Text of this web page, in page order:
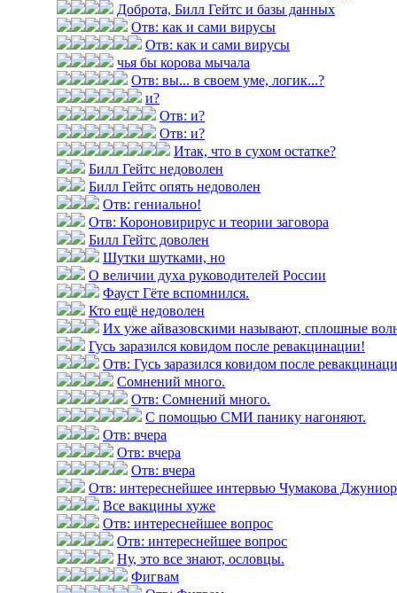
Доброта, Билл Гейтс и базы данных
Отв: как и сами вирусы
Отв: как и сами вирусы
чья бы корова мычала
Отв: вы... в своем уме, логик...?
и?
Отв: и?
Отв: и?
Итак, что в сухом остатке?
Билл Гейтс недоволен
Билл Гейтс опять недоволен
Отв: гениально!
Отв: Короновирирус и теории заговора
Билл Гейтс доволен
Шутки шутками, но
О величии духа руководителей России
Фауст Гёте вспомнился.
Кто ещё недоволен
Их уже айвазовскими называют, сплошные
Гусь заразился ковидом после ревакцинации!
Отв: Гусь заразился ковидом после
Сомнений много.
Отв: Сомнений много.
С помощью СМИ панику нагоняют.
Отв: вчера
Отв: вчера
Отв: вчера
Отв: интереснейшее интервью Чумакова
Все вакцины хуже
Отв: интереснейшее вопрос
Отв: интереснейшее вопрос
Ну, это все знают, ословцы.
Фигвам